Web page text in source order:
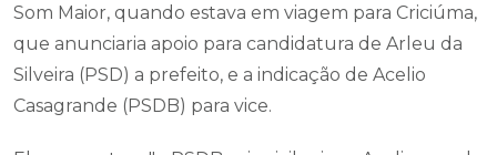
Som Maior, quando estava em viagem para Criciúma,
que anunciaria apoio para candidatura de Arleu da
Silveira (PSD) a prefeito, e a indicação de Acelio
Casagrande (PSDB) para vice.